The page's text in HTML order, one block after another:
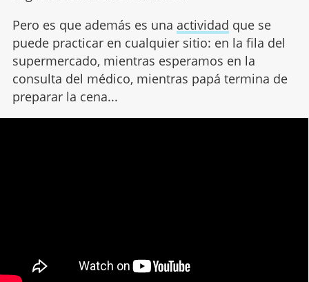
Pero es que además es una actividad que se
puede practicar en cualquier sitio: en la fila del
supermercado, mientras esperamos en la
consulta del médico, mientras papá termina de
preparar la cena...